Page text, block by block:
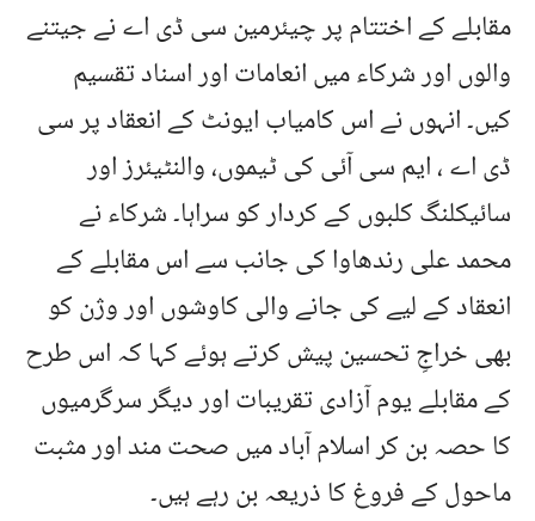
مقابلے کے اختتام پر چیئرمین سی ڈی اے نے جیتنے
والوں اور شرکاء میں انعامات اور اسناد تقسیم
کیں۔ انہوں نے اس کامیاب ایونٹ کے انعقاد پر سی
ڈی اے ، ایم سی آئی کی ٹیموں، والنٹیئرز اور
سائیکلنگ کلبوں کے کردار کو سراہا۔ شرکاء نے
محمد علی رندھاوا کی جانب سے اس مقابلے کے
انعقاد کے لیے کی جانے والی کاوشوں اور وژن کو
بھی خراجِ تحسین پیش کرتے ہوئے کہا کہ اس طرح
کے مقابلے یوم آزادی تقریبات اور دیگر سرگرمیوں
کا حصہ بن کر اسلام آباد میں صحت مند اور مثبت
ماحول کے فروغ کا ذریعہ بن رہے ہیں۔